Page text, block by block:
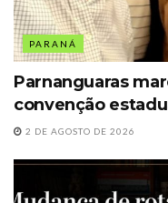
PARANÁ
Parnanguaras
convenção
2 DE AGOSTO DE 2026